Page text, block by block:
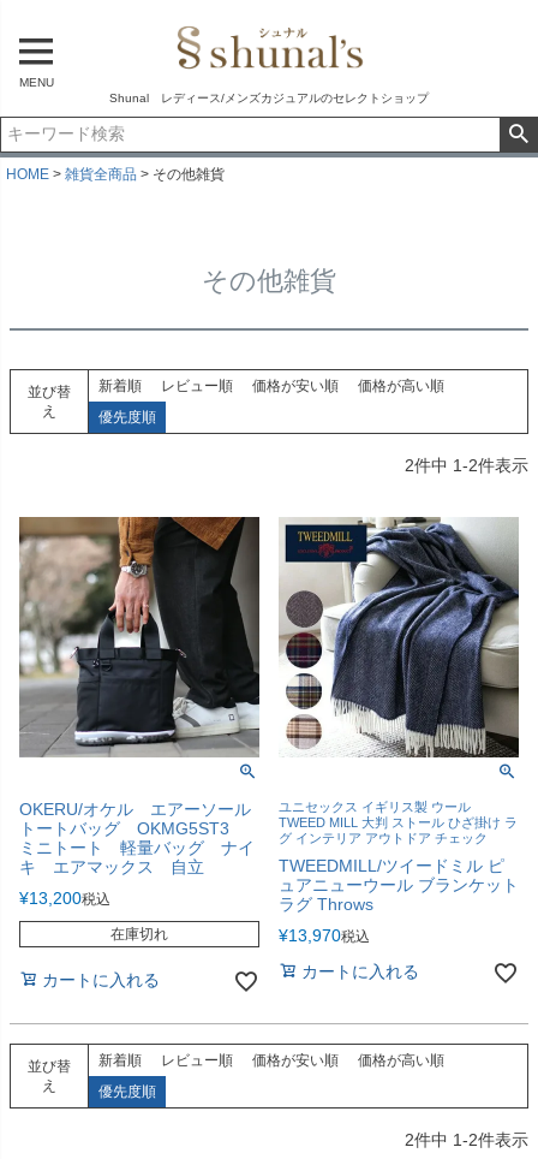
MENU
Shunal レディース/メンズカジュアルのセレクトショップ
HOME 雑貨全商品 その他雑貨
その他雑貨
並び替
え
新着順 レビュー順 価格が安い順
価格が高い順
優先度順
2件中 1-2件表示
OKERU/オケル エアーソール
トートバッグ OKMG5ST3
ミニトート 軽量バッグ ナイ
キ エアマックス 自立
¥13,200税込
在庫切れ
カートに入れる
ユニセックス イギリス製 ウール
TWEED MILL 大判 ストール ひざ掛け ラ
グ インテリア アウトドア チェック
TWEEDMILL/ツイードミル ピ
ュアニューウール ブランケット
ラグ Throws
¥13,970税込
カートに入れる
並び替
え
新着順 レビュー順 価格が安い順
価格が高い順
優先度順
2件中 1-2件表示